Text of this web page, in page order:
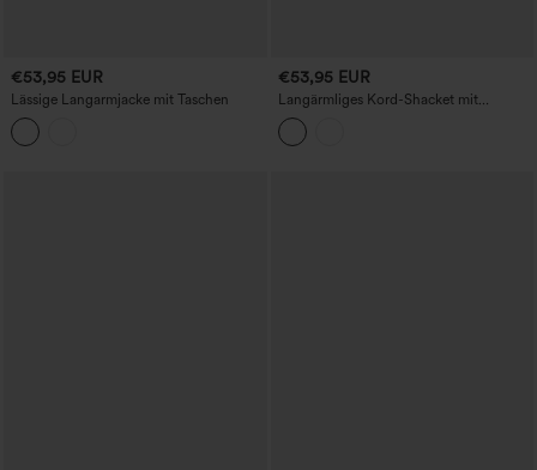
€53,95 EUR
Lässige Langarmjacke mit Taschen
€53,95 EUR
Langärmliges Kord-Shacket mit
Knopfleiste und Taschen